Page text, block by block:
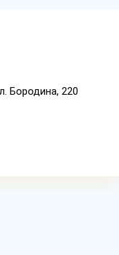
Бородина, 220